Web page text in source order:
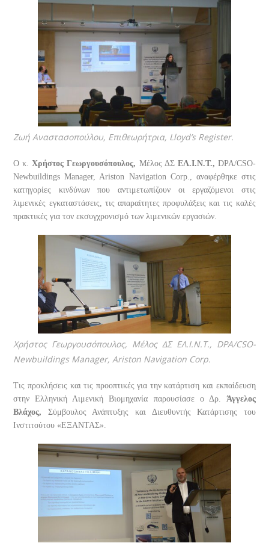
Ζωή Αναστασοπούλου, Eπιθεωρήτρια, Lloyd’s Register.
Ο κ.Χρήστος Γεωργουσόπουλος, Μέλος ΔΣ ΕΛ.Ι.Ν.Τ., DPA/CSO-
Newbuildings Manager, Ariston Navigation Corp., αναφέρθηκε στις
κατηγορίες κινδύνων που αντιμετωπίζουν οι εργαζόμενοι στις
λιμενικές εγκαταστάσεις, τις απαραίτητες προφυλάξεις και τις καλές
πρακτικές για τον εκσυγχρονισμό των λιμενικών εργασιών.
Χρήστος Γεωργουσόπουλος, Μέλος ΔΣ ΕΛ.Ι.Ν.Τ., DPA/CSO-
Newbuildings Manager, Ariston Navigation Corp.
Τις προκλήσεις και τις προοπτικές για την κατάρτιση και εκπαίδευση
στην Ελληνική Λιμενική Βιομηχανία παρουσίασε ο Δρ. Άγγελος
Βλάχος, Σύμβουλος Ανάπτυξης και Διευθυντής Κατάρτισης του
Ινστιτούτου «ΕΞΑΝΤΑΣ».